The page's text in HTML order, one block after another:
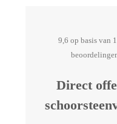
9,6 op basis van
Direct